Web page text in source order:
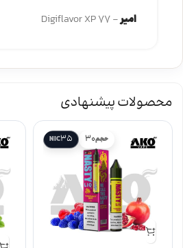
امیر Digiflavor XP 77
محصولات پیشنهادی
حجم30
35
NIC